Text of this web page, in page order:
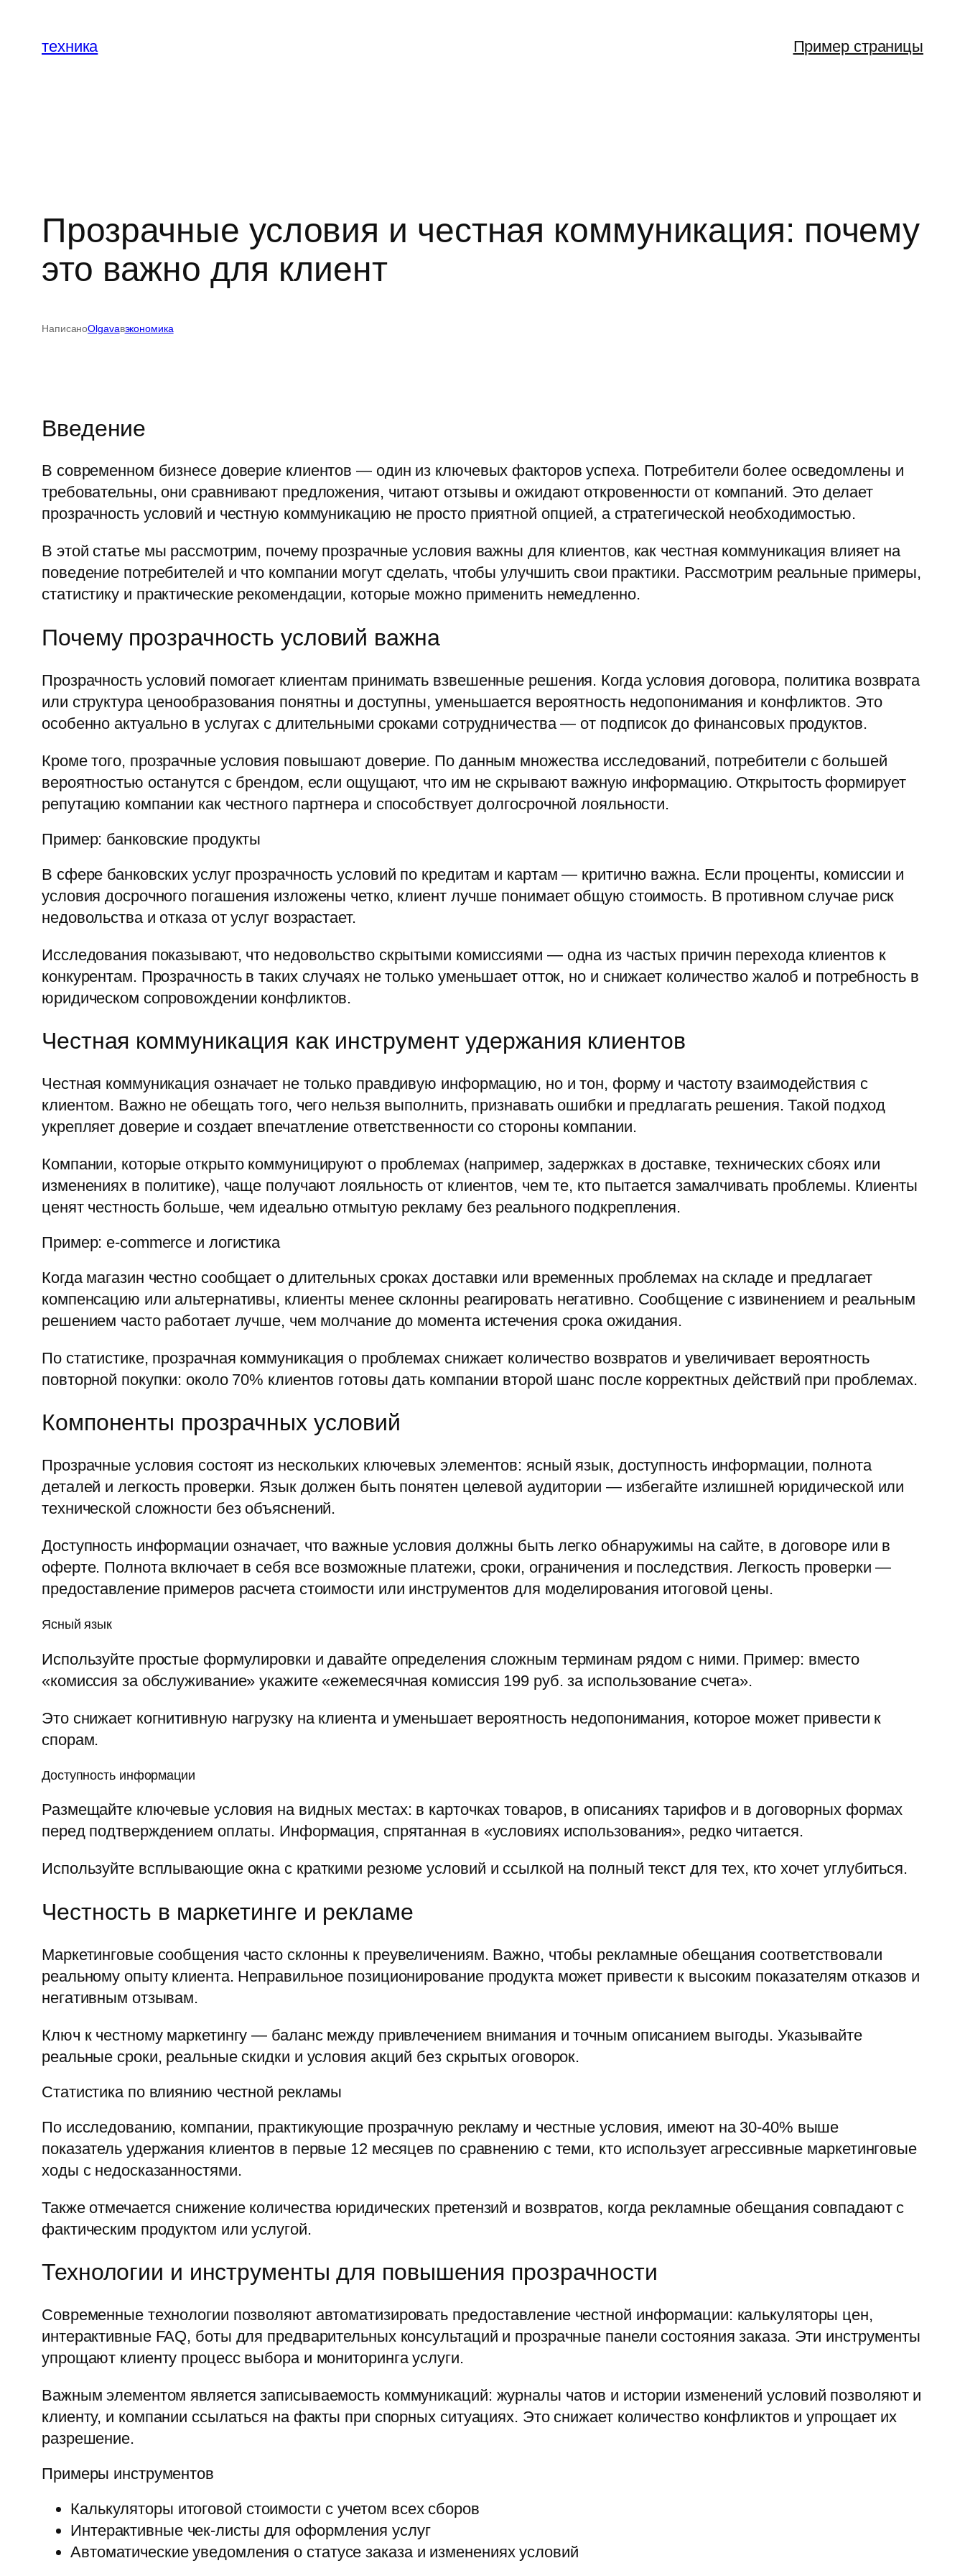
содержимому
техника Пример страницы
Прозрачные условия и честная коммуникация: почему
это важно для клиент
НаписаноOlgavaвэкономика
Введение
В современном бизнесе доверие клиентов — один из ключевых факторов успеха. Потребители более осведомлены и
требовательны, они сравнивают предложения, читают отзывы и ожидают откровенности от компаний. Это делает
прозрачность условий и честную коммуникацию не просто приятной опцией, а стратегической необходимостью.
В этой статье мы рассмотрим, почему прозрачные условия важны для клиентов, как честная коммуникация влияет на
поведение потребителей и что компании могут сделать, чтобы улучшить свои практики. Рассмотрим реальные примеры,
статистику и практические рекомендации, которые можно применить немедленно.
Почему прозрачность условий важна
Прозрачность условий помогает клиентам принимать взвешенные решения. Когда условия договора, политика возврата
или структура ценообразования понятны и доступны, уменьшается вероятность недопонимания и конфликтов. Это
особенно актуально в услугах с длительными сроками сотрудничества — от подписок до финансовых продуктов.
Кроме того, прозрачные условия повышают доверие. По данным множества исследований, потребители с большей
вероятностью останутся с брендом, если ощущают, что им не скрывают важную информацию. Открытость формирует
репутацию компании как честного партнера и способствует долгосрочной лояльности.
Пример: банковские продукты
В сфере банковских услуг прозрачность условий по кредитам и картам — критично важна. Если проценты, комиссии и
условия досрочного погашения изложены четко, клиент лучше понимает общую стоимость. В противном случае риск
недовольства и отказа от услуг возрастает.
Исследования показывают, что недовольство скрытыми комиссиями — одна из частых причин перехода клиентов к
конкурентам. Прозрачность в таких случаях не только уменьшает отток, но и снижает количество жалоб и потребность в
юридическом сопровождении конфликтов.
Честная коммуникация как инструмент удержания клиентов
Честная коммуникация означает не только правдивую информацию, но и тон, форму и частоту взаимодействия с
клиентом. Важно не обещать того, чего нельзя выполнить, признавать ошибки и предлагать решения. Такой подход
укрепляет доверие и создает впечатление ответственности со стороны компании.
Компании, которые открыто коммуницируют о проблемах (например, задержках в доставке, технических сбоях или
изменениях в политике), чаще получают лояльность от клиентов, чем те, кто пытается замалчивать проблемы. Клиенты
ценят честность больше, чем идеально отмытую рекламу без реального подкрепления.
Пример: e-commerce и логистика
Когда магазин честно сообщает о длительных сроках доставки или временных проблемах на складе и предлагает
компенсацию или альтернативы, клиенты менее склонны реагировать негативно. Сообщение с извинением и реальным
решением часто работает лучше, чем молчание до момента истечения срока ожидания.
По статистике, прозрачная коммуникация о проблемах снижает количество возвратов и увеличивает вероятность
повторной покупки: около 70% клиентов готовы дать компании второй шанс после корректных действий при проблемах.
Компоненты прозрачных условий
Прозрачные условия состоят из нескольких ключевых элементов: ясный язык, доступность информации, полнота
деталей и легкость проверки. Язык должен быть понятен целевой аудитории — избегайте излишней юридической или
технической сложности без объяснений.
Доступность информации означает, что важные условия должны быть легко обнаружимы на сайте, в договоре или в
оферте. Полнота включает в себя все возможные платежи, сроки, ограничения и последствия. Легкость проверки —
предоставление примеров расчета стоимости или инструментов для моделирования итоговой цены.
Ясный язык
Используйте простые формулировки и давайте определения сложным терминам рядом с ними. Пример: вместо
«комиссия за обслуживание» укажите «ежемесячная комиссия 199 руб. за использование счета».
Это снижает когнитивную нагрузку на клиента и уменьшает вероятность недопонимания, которое может привести к
спорам.
Доступность информации
Размещайте ключевые условия на видных местах: в карточках товаров, в описаниях тарифов и в договорных формах
перед подтверждением оплаты. Информация, спрятанная в «условиях использования», редко читается.
Используйте всплывающие окна с краткими резюме условий и ссылкой на полный текст для тех, кто хочет углубиться.
Честность в маркетинге и рекламе
Маркетинговые сообщения часто склонны к преувеличениям. Важно, чтобы рекламные обещания соответствовали
реальному опыту клиента. Неправильное позиционирование продукта может привести к высоким показателям отказов и
негативным отзывам.
Ключ к честному маркетингу — баланс между привлечением внимания и точным описанием выгоды. Указывайте
реальные сроки, реальные скидки и условия акций без скрытых оговорок.
Статистика по влиянию честной рекламы
По исследованию, компании, практикующие прозрачную рекламу и честные условия, имеют на 30-40% выше
показатель удержания клиентов в первые 12 месяцев по сравнению с теми, кто использует агрессивные маркетинговые
ходы с недосказанностями.
Также отмечается снижение количества юридических претензий и возвратов, когда рекламные обещания совпадают с
фактическим продуктом или услугой.
Технологии и инструменты для повышения прозрачности
Современные технологии позволяют автоматизировать предоставление честной информации: калькуляторы цен,
интерактивные FAQ, боты для предварительных консультаций и прозрачные панели состояния заказа. Эти инструменты
упрощают клиенту процесс выбора и мониторинга услуги.
Важным элементом является записываемость коммуникаций: журналы чатов и истории изменений условий позволяют и
клиенту, и компании ссылаться на факты при спорных ситуациях. Это снижает количество конфликтов и упрощает их
разрешение.
Примеры инструментов
Калькуляторы итоговой стоимости с учетом всех сборов
Интерактивные чек-листы для оформления услуг
Автоматические уведомления о статусе заказа и изменениях условий